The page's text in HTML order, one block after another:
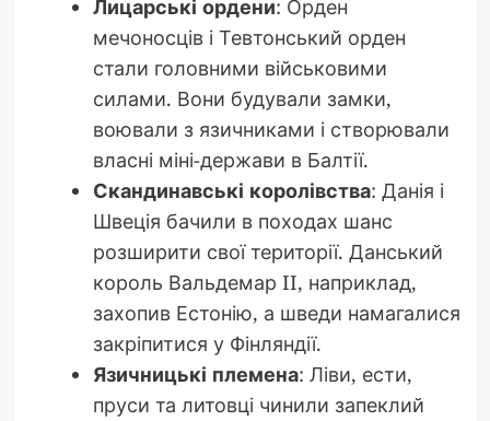
Лицарські ордени: Орден
мечоносців і Тевтонський орден
стали головними військовими
силами. Вони будували замки,
воювали з язичниками і створювали
власні міні-держави в Балтії.
Скандинавські королівства: Данія і
Швеція бачили в походах шанс
розширити свої території. Данський
король Вальдемар II, наприклад,
захопив Естонію, а шведи намагалися
закріпитися у Фінляндії.
Язичницькі племена: Ліви, ести,
пруси та литовці чинили запеклий